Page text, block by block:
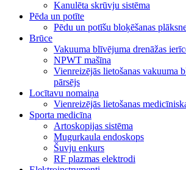
Kanulēta skrūvju sistēma
Pēda un potīte
Pēdu un potīšu bloķēšanas
Brūce
Vakuuma blīvējuma drenāžas
NPWT mašīna
Vienreizējās lietošanas vakuuma
pārsējs
Locītavu nomaiņa
Vienreizējās lietošanas
Sporta medicīna
Artoskopijas sistēma
Mugurkaula endoskops
Šuvju enkurs
RF plazmas elektrodi